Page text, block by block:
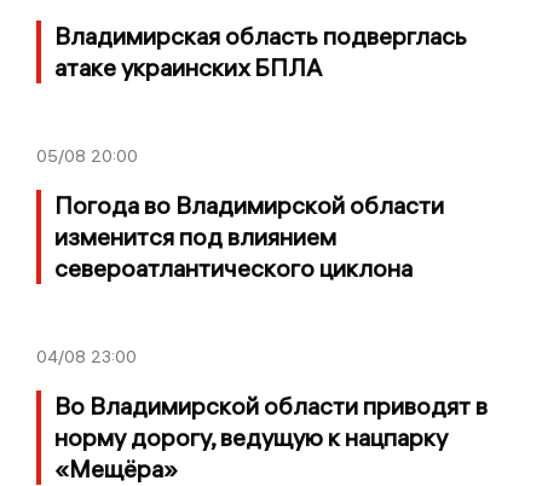
Владимирская область подверглась
атаке украинских БПЛА
05/08 20:00
Погода во Владимирской области
изменится под влиянием
североатлантического циклона
04/08 23:00
Во Владимирской области приводят в
норму дорогу, ведущую к нацпарку
«Мещёра»